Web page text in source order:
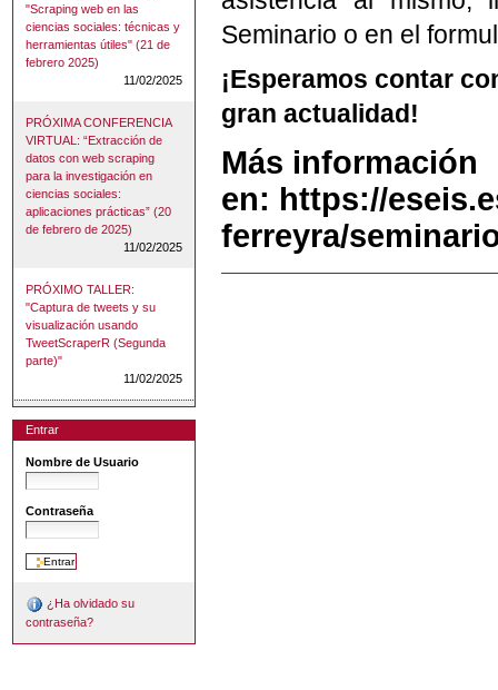
"Scraping web en las
ciencias sociales: técnicas y
herramientas útiles" (21 de
febrero 2025)
11/02/2025
PRÓXIMA CONFERENCIA
VIRTUAL: “Extracción de
datos con web scraping
para la investigación en
ciencias sociales:
aplicaciones prácticas” (20
de febrero de 2025)
11/02/2025
PRÓXIMO TALLER:
"Captura de tweets y su
visualización usando
TweetScraperR (Segunda
parte)"
11/02/2025
Entrar
Nombre de Usuario
Contraseña
¿Ha olvidado su
contraseña?
Seminario o en el
¡Esperamos contar
gran actualidad!
Más información
en: https://
ferreyra/